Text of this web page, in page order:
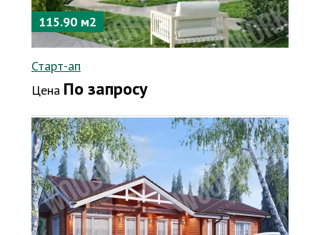
115.90 м2
Старт-ап
Цена По запросу